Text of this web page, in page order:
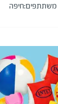
משתתפים:חיפה